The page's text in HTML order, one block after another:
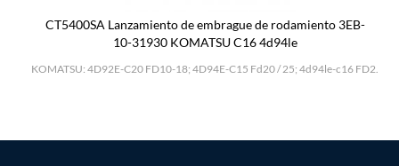
CT5400SA Lanzamiento de embrague de rodamiento 3EB-
10-31930 KOMATSU C16 4d94le
KOMATSU: 4D92E-C20 FD10-18; 4D94E-C15 Fd20 / 25; 4d94le-c16 FD2.